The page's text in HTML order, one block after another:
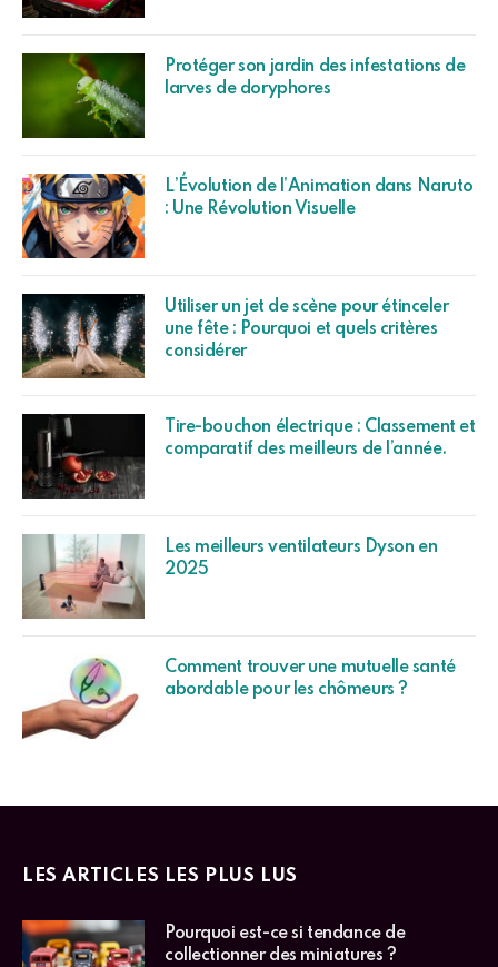
Protéger son jardin des infestations de
larves de doryphores
L’Évolution de l’Animation dans Naruto
: Une Révolution Visuelle
Utiliser un jet de scène pour étinceler
une fête : Pourquoi et quels critères
considérer
Tire-bouchon électrique : Classement et
comparatif des meilleurs de l’année.
Les meilleurs ventilateurs Dyson en
2025
Comment trouver une mutuelle santé
abordable pour les chômeurs ?
LES ARTICLES LES PLUS LUS
Pourquoi est-ce si tendance de
collectionner des miniatures ?